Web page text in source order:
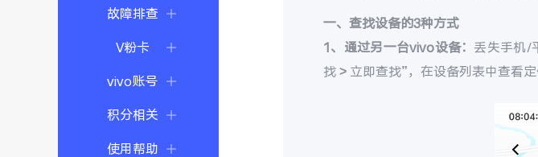
故障排查
V粉卡
vivo账号
积分相关
使用帮助
一、查找设备的3种方式
1、通过另一台vivo设备： 丢失手机/
找 > 立即查找”，在设备列表中查看定